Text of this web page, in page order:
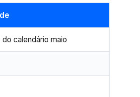
do calendário maio